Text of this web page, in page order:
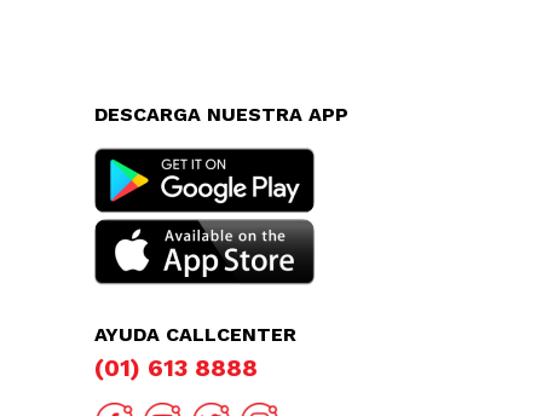
DESCARGA NUESTRA APP
AYUDA CALLCENTER
(01) 613 8888